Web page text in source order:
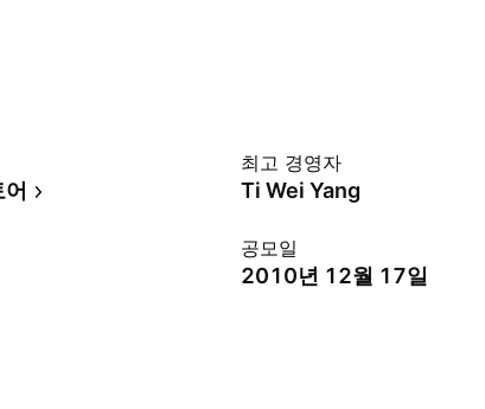
최고 경영자
Ti Wei Yang
공모일
2010년 12월 17일